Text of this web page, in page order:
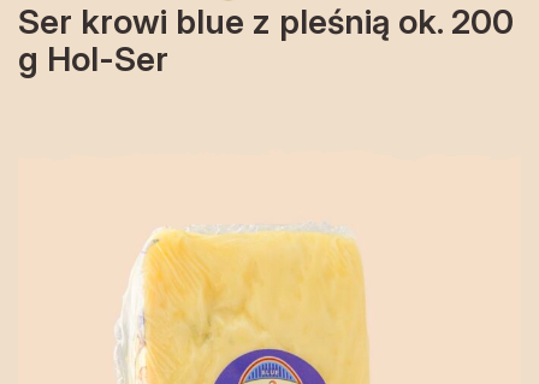
Ser krowi blue z pleśnią ok. 200
g Hol-Ser